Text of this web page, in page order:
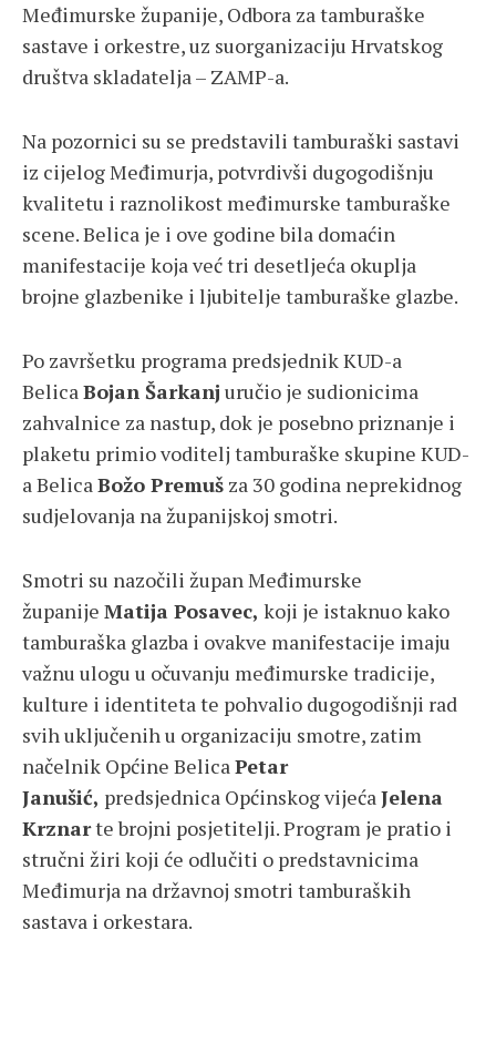
Međimurske županije, Odbora za tamburaške
sastave i orkestre, uz suorganizaciju Hrvatskog
društva skladatelja – ZAMP-a.
Na pozornici su se predstavili tamburaški sastavi
iz cijelog Međimurja, potvrdivši dugogodišnju
kvalitetu i raznolikost međimurske tamburaške
scene. Belica je i ove godine bila domaćin
manifestacije koja već tri desetljeća okuplja
brojne glazbenike i ljubitelje tamburaške glazbe.
Po završetku programa predsjednik KUD-a
BelicaBojan Šarkanj uručio je sudionicima
zahvalnice za nastup, dok je posebno priznanje i
plaketu primio voditelj tamburaške skupine KUD-
a BelicaBožo Premuš za 30 godina neprekidnog
sudjelovanja na županijskoj smotri.
Smotri su nazočili župan Međimurske
županije Matija Posavec, koji je istaknuo kako
tamburaška glazba i ovakve manifestacije imaju
važnu ulogu u očuvanju međimurske tradicije,
kulture i identiteta te pohvalio dugogodišnji rad
svih uključenih u organizaciju smotre, zatim
načelnik Općine BelicaPetar
Janušić, predsjednica Općinskog vijećaJelena
Krznarte brojni posjetitelji. Program je pratio i
stručni žiri koji će odlučiti o predstavnicima
Međimurja na državnoj smotri tamburaških
sastava i orkestara.